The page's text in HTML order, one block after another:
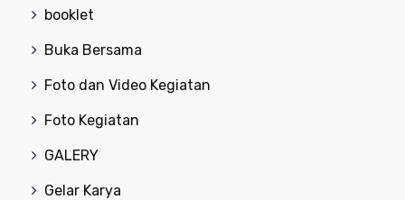
booklet
Buka Bersama
Foto dan Video Kegiatan
Foto Kegiatan
GALERY
Gelar Karya